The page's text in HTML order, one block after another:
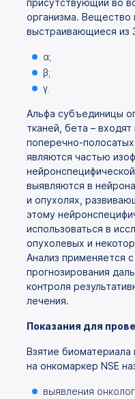
присутствующий во
организма. Вещество
выстраивающиеся из
α;
β;
γ.
Альфа субъединицы
тканей, бета –
поперечно-
являются частью
выявляются в
и опухолях,
этому
использоваться в
опухолевых и
Анализ применяется
прогнозирования
контроля
лечения.
Показания для
Взятие
на онкомаркер NSE
выявления